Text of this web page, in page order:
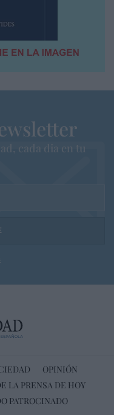
cada dia en tu
OPINIÓN
LA PRENSA DE HOY
PATROCINADO